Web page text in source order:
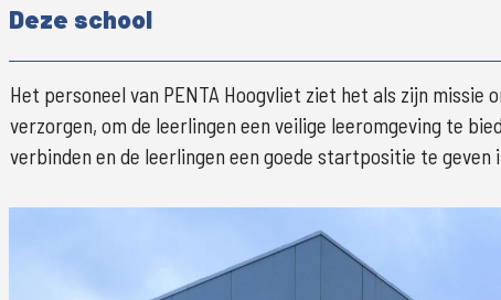
Deze school
Het personeel van PENTA Hoogvliet ziet het als zijn
verzorgen, om de leerlingen een veilige leeromgeving te
verbinden en de leerlingen een goede startpositie te geven